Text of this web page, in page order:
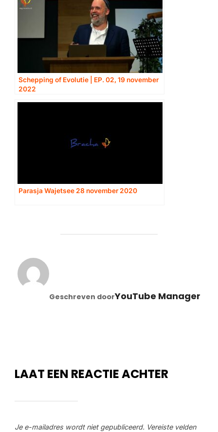
Schepping of Evolutie | EP. 02, 19 november
2022
Parasja Wajetsee 28 november 2020
Geschreven doorYouTube Manager
LAAT EEN REACTIE ACHTER
Je e-mailadres wordt niet gepubliceerd. Vereiste velden